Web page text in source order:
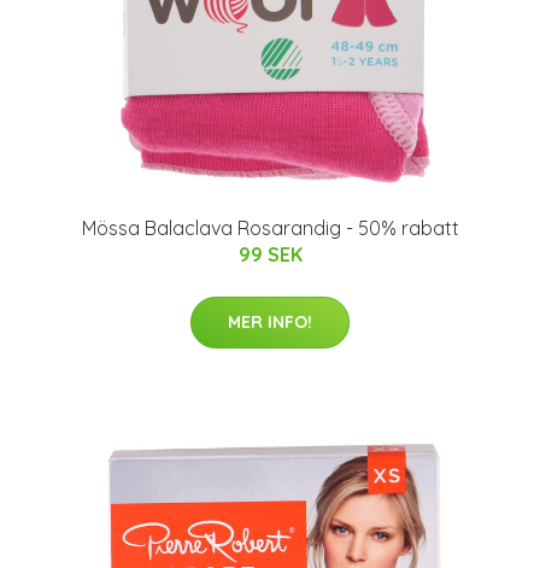
Mössa Balaclava Rosarandig - 50% rabatt
99 SEK
MER INFO!